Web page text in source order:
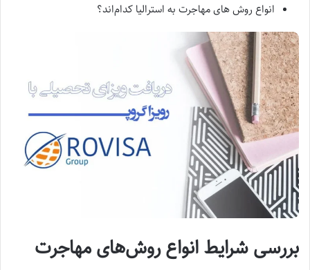
انواع روش های مهاجرت به استرالیا کدام‌اند؟
بررسی شرایط انواع روش‌های مهاجرت